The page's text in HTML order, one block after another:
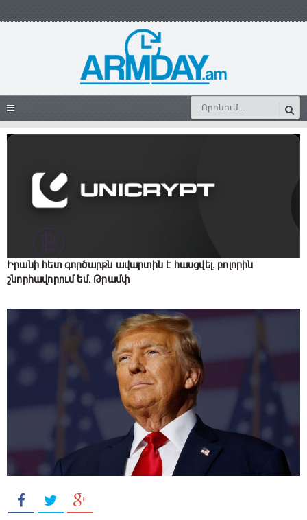
Իրանի հետ գործարքն ավարտին է հասցվել. բոլորին
շնորհավորում եմ. Թրամփ